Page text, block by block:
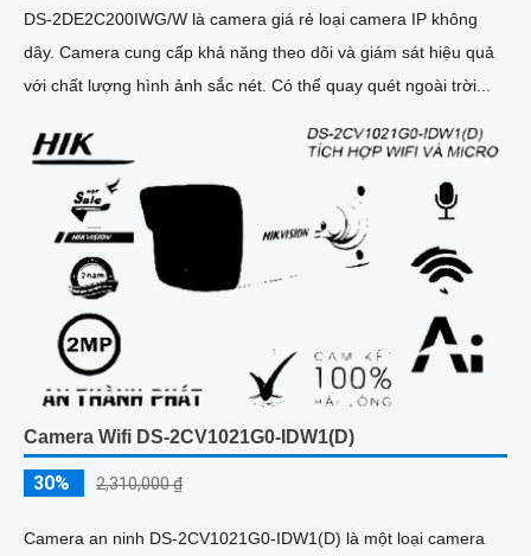
DS-2DE2C200IWG/W là camera giá rẻ loại camera IP không
dây. Camera cung cấp khả năng theo dõi và giám sát hiệu quả
với chất lượng hình ảnh sắc nét. Có thể quay quét ngoài trời...
Camera Wifi DS-2CV1021G0-IDW1(D)
30% 2,310,000 ₫
Camera an ninh DS-2CV1021G0-IDW1(D) là một loại camera